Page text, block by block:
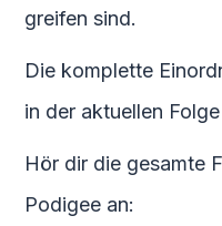
greifen sind.
Die komplette
in der aktuellen
Hör dir die gesamte
Podigee an: